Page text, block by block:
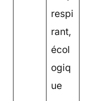
respi
rant,
écol
ogiq
ue